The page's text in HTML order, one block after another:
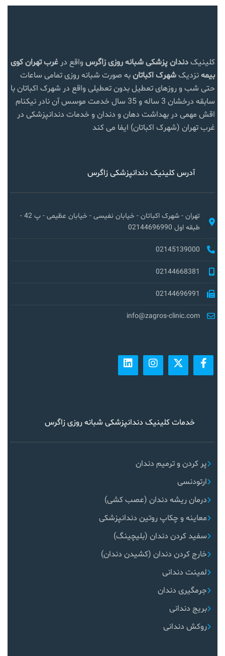
کلینیکدندان پزشکی شبانه روزی زاگرس واقع در غرب تهرانکوی
بیمهنزدیکشهرک اکباتانبه صورت شبانه روزی تمامی ساعات
حتی شب و روزهای تعطیل بدون تعطیلی واقع در شهرک اکباتان با
سابقه درخشان 3 ساله و 35 سال خدمت موسس آن نادر نیکنام
اقش مهمی در بهداشت دهان و دندان و خدمات دندانپزشکی در
غرب تهران (شهرک اکباتان) ایفا می کند
آدرس کلینیک دندانپزشکی زاگرس
تهران - شهرک اکباتان - خیابان نفیسی - خیابان عظیمی - پ 42 -
طبقه اول 02144696990
02145139000
02144668381
02144696991
info@zagros-clinic.com
خدمات کلینیک دندانپزشکی شبانه روزی زاگرس
پر کردن و ترمیم دندان
ارتودنسی
درمان ریشه دندان (عصب کشی)
معاینه و چکاپ روتین دندانپزشکی
سفید کردن دندان (بلیچینگ)
خارج کردن دندان (کشیدن دندان)
لمینت دندانی
جرمگیری دندان
بریج دندانی
روکش دندانی